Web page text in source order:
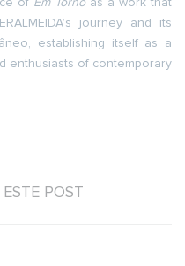
journey and its
establishing itself as a
enthusiasts of contemporary
POST